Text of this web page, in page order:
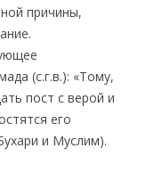
причины,
(с.г.в.): «Тому,
пост с верой и
его
и Муслим).